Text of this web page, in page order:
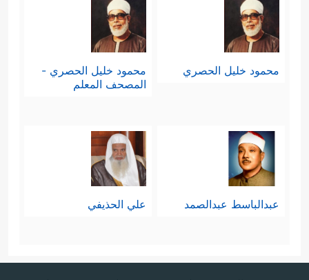
محمود خليل الحصري
محمود خليل الحصري -
المصحف المعلم
عبدالباسط عبدالصمد علي الحذيفي